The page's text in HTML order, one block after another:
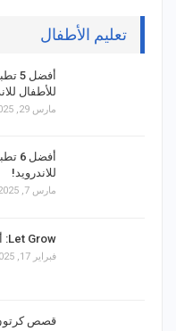
تعليم الأطفال
للأطفال
مارس 29, 2025
للاندرويد!
مارس 7, 2025
Let Grow: أفضل منظمة لتعليم الاستقلالية للأطفال!
فبراير 17, 2025
قصص